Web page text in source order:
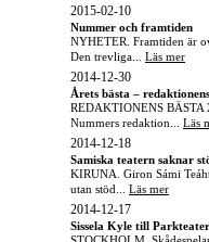
2015-02-10
Nummer och framtiden
NYHETER. Framtiden är
Den trevliga... Läs mer
2014-12-30
Årets bästa –
REDAKTIONENS BÄSTA
Nummers redaktion... Läs
2014-12-18
Samiska teatern saknar
KIRUNA. Giron Sámi
utan stöd... Läs mer
2014-12-17
Sissela Kyle till
STOCKHOLM.